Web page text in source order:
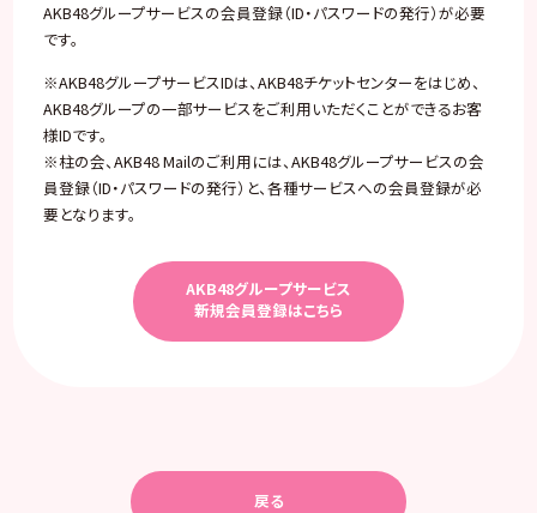
AKB48グループサービスの会員登録（ID・パスワードの発行）が必要
です。
※AKB48グループサービスIDは、AKB48チケットセンターをはじめ、
AKB48グループの一部サービスをご利用いただくことができるお客
様IDです。
※柱の会、AKB48 Mailのご利用には、AKB48グループサービスの会
員登録（ID・パスワードの発行）と、各種サービスへの会員登録が必
要となります。
AKB48グループサービス
新規会員登録はこちら
戻る